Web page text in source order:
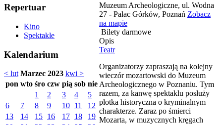
Repertuar
Kino
Spektakle
Kalendarium
< lut Marzec 2023 kwi >
pon wto śro czw pią sob nie
1
2 3 4
5
6
7 8 9 10 11
12
13
14 15 16 17 18
19
Muzeum Archeologiczne, ul. Wodna
27 - Pałac Górków, Poznań Zobacz
na mapie
Bilety darmowe
Opis
Teatr
Organizatorzy zapraszają na kolejny
wieczór mozartowski do Muzeum
Archeologicznego w Poznaniu. Tym
razem, za kanwę spektaklu posłuży
plotka historyczna o kryminalnym
charakterze. Zaraz po śmierci
Mozarta, w muzycznych kręgach